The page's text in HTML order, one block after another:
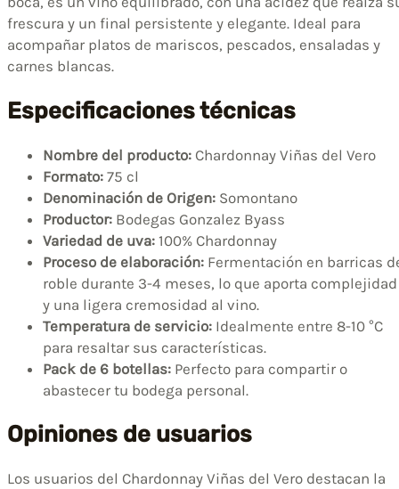
frescura y un final persistente y elegante. Ideal para
acompañar platos de mariscos, pescados, ensaladas y
carnes blancas.
Especificaciones técnicas
Nombre del producto: Chardonnay Viñas del Vero
Formato: 75 cl
Denominación de Origen: Somontano
Productor: Bodegas Gonzalez Byass
Variedad de uva: 100% Chardonnay
Proceso de elaboración: Fermentación en barricas
roble durante 3-4 meses, lo que aporta complejidad
y una ligera cremosidad al vino.
Temperatura de servicio: Idealmente entre 8-10 °C
para resaltar sus características.
Pack de 6 botellas: Perfecto para compartir o
abastecer tu bodega personal.
Opiniones de usuarios
Los usuarios del Chardonnay Viñas del Vero destacan la